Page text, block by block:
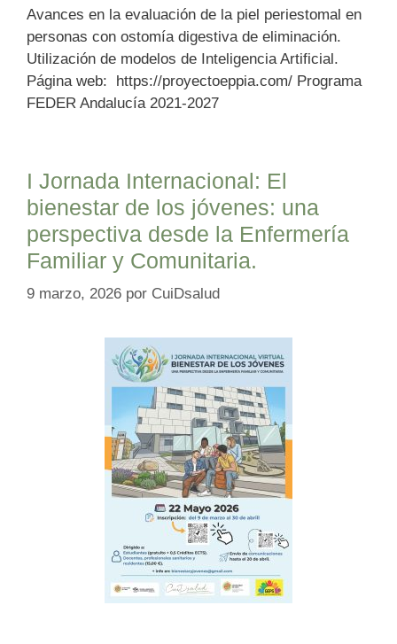
Avances en la evaluación de la piel periestomal en
personas con ostomía digestiva de eliminación.
Utilización de modelos de Inteligencia Artificial.
Página web: https://proyectoeppia.com/ Programa
FEDER Andalucía 2021-2027
I Jornada Internacional: El
bienestar de los jóvenes: una
perspectiva desde la Enfermería
Familiar y Comunitaria.
9 marzo, 2026 por CuiDsalud